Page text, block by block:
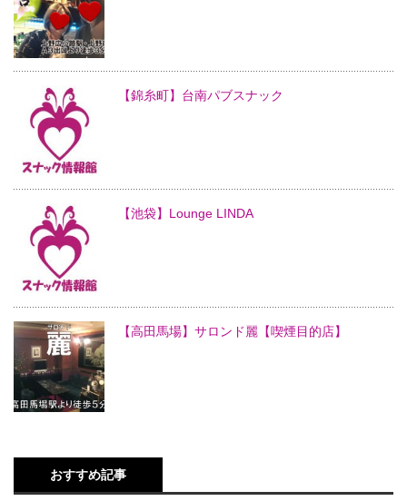
【錦糸町】台南パブスナック
【池袋】Lounge LINDA
【高田馬場】サロンド麗【喫煙目的店】
おすすめ記事